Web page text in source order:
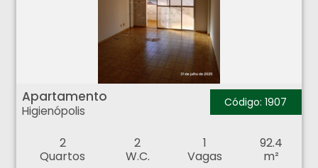
Apartamento
Higienópolis
Código: 1907
2
Quartos
2
W.C.
1
Vagas
92.4
m²